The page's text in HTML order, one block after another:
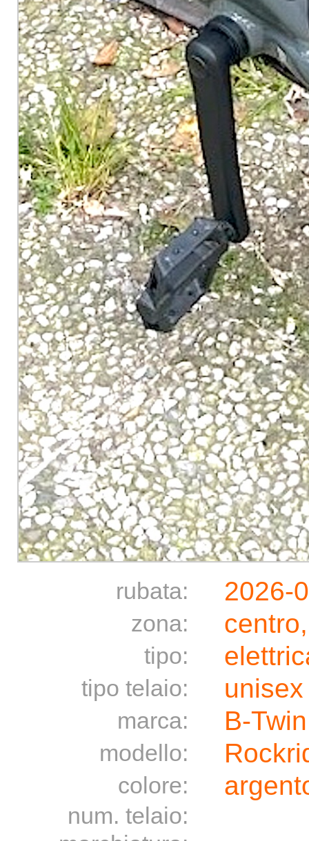
rubata: 2026-
zona:
tipo:
tipo telaio: unisex
marca: B-
modello:
colore:
num. telaio: